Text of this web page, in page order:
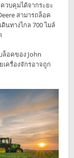
วบคุมได้จากระยะ
สามารถล็อค
นทางไกล 700 ไมล์
ล็อคของ John
เครื่องจักรอาจถูก